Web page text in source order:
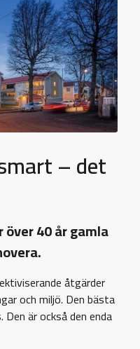
– det
40 år gamla
åtgärder
och miljö. Den bästa
är också den enda